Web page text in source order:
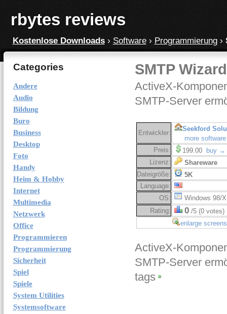
rbytes reviews
Kostenlose Downloads› Software› Programmierung›
Categories
Andere
Audio
Bildung
Buro
Business
Desktop
Foto
Handy
Heim & Hobby
Internet
Multimedia
Netzwerk
Office
Programmieren
Programmierung
Sicherheit
Spiel
Spiele
System Utilities
Systemsoftware
SMTP
ActiveX-
SMTP-Server
Entwickler:
Seekford
more
Preis:
199.00
buy →
Lizenz:
Shareware
Dateigröße:
5K
Language:
OS:
Windows 98/
Rating:
0/5 (0 votes)
enlarge
ActiveX-
SMTP-Server
tags